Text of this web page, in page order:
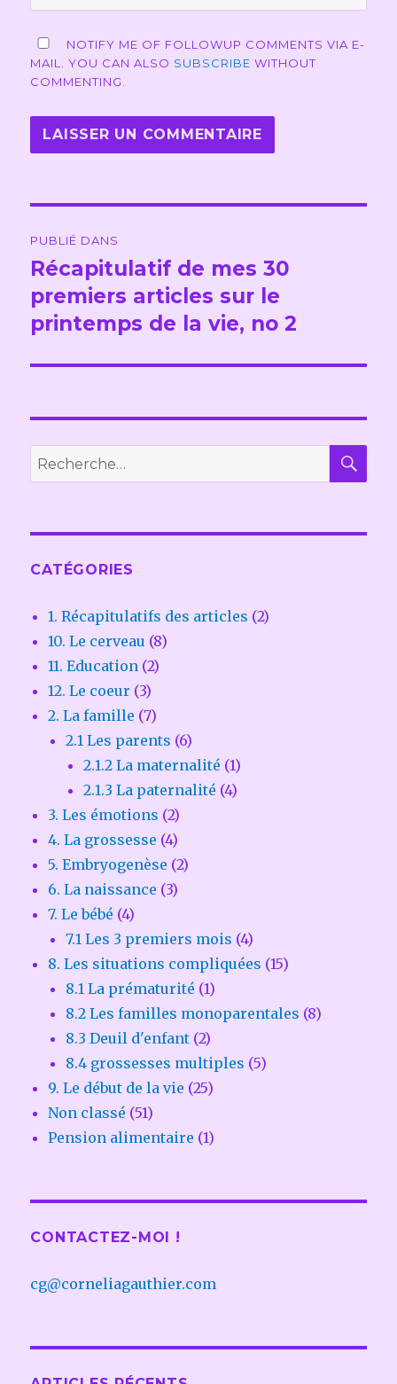
NOTIFY ME OF FOLLOWUP COMMENTS VIA E-
MAIL. YOU CAN ALSO SUBSCRIBE WITHOUT
COMMENTING.
de
l’article
PUBLIÉ DANS
Récapitulatif de mes 30
premiers articles sur le
printemps de la vie, no 2
Recherche
pour :
CATÉGORIES
1. Récapitulatifs des articles (2)
10. Le cerveau (8)
11. Education (2)
12. Le coeur (3)
2. La famille (7)
2.1 Les parents (6)
2.1.2 La maternalité (1)
2.1.3 La paternalité (4)
3. Les émotions (2)
4. La grossesse (4)
5. Embryogenèse (2)
6. La naissance (3)
7. Le bébé (4)
7.1 Les 3 premiers mois (4)
8. Les situations compliquées (15)
8.1 La prématurité (1)
8.2 Les familles monoparentales (8)
8.3 Deuil d'enfant (2)
8.4 grossesses multiples (5)
9. Le début de la vie (25)
Non classé (51)
Pension alimentaire (1)
CONTACTEZ-MOI !
cg@corneliagauthier.com